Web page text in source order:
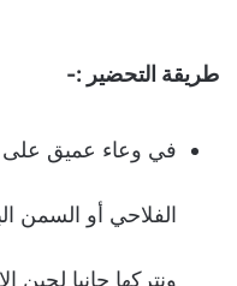
طريقة التحضير :-
في وعاء عميق على
الفلاحي أو السمن
ونتركها جانبا لحين